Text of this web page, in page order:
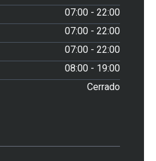
07:00 - 22:00
07:00 - 22:00
07:00 - 22:00
08:00 - 19:00
Cerrado